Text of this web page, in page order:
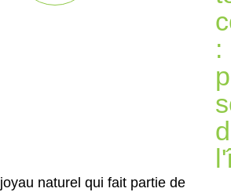
:
naturel qui fait partie de